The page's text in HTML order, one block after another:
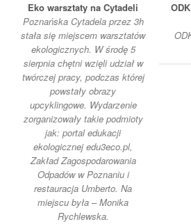
Eko warsztaty na Cytadeli
Poznańska Cytadela przez 3h
stała się miejscem warsztatów
ekologicznych. W środę 5
sierpnia chętni wzięli udział w
twórczej pracy, podczas której
powstały obrazy
upcyklingowe. Wydarzenie
zorganizowały takie podmioty
jak: portal edukacji
ekologicznej edu3eco.pl,
Zakład Zagospodarowania
Odpadów w Poznaniu i
restauracja Umberto. Na
miejscu była – Monika
Rychlewska.